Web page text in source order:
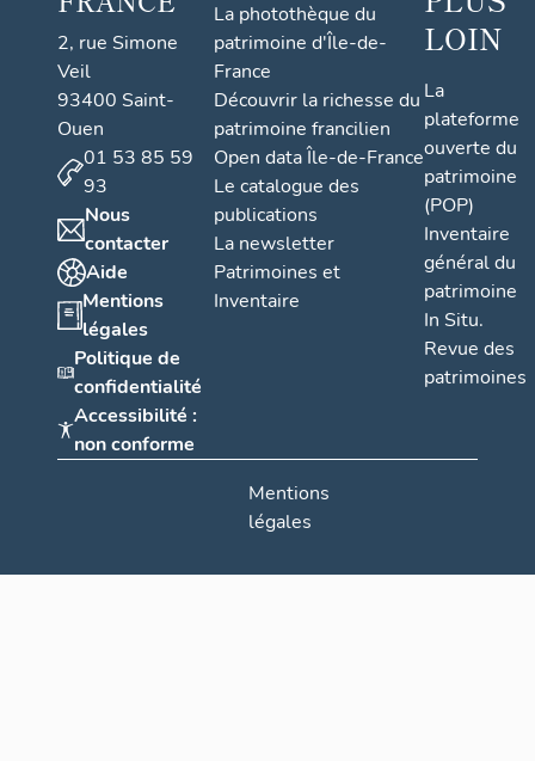
2, rue Simone
Veil
93400 Saint-
Ouen
01 53 85 59
93
Nous
contacter
Aide
Mentions
légales
Politique de
confidentialité
Accessibilité :
non conforme
La photothèque du
patrimoine d'Île-de-
France
Découvrir la richesse du
patrimoine francilien
Open data Île-de-France
Le catalogue des
publications
La newsletter
Patrimoines et
Inventaire
LOIN
La
plateforme
ouverte du
patrimoine
(POP)
Inventaire
général du
patrimoine
In Situ.
Revue des
patrimoines
Mentions
légales